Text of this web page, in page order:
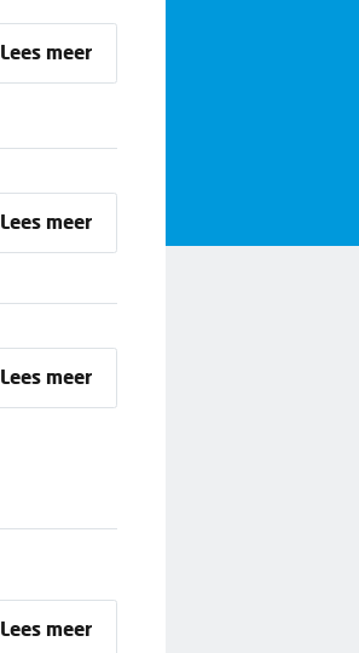
Lees meer
Lees meer
Lees meer
Lees meer